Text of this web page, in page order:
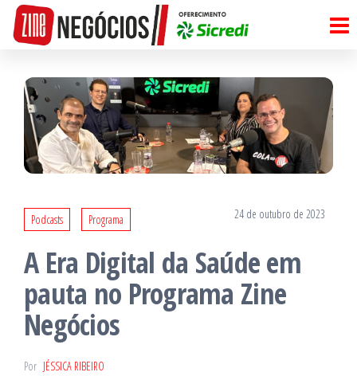
Pular
para
conteúdo
Podcasts Programa 24 de outubro de 2023
A Era Digital da Saúde em
pauta no Programa Zine
Negócios
Por JÉSSICA RIBEIRO